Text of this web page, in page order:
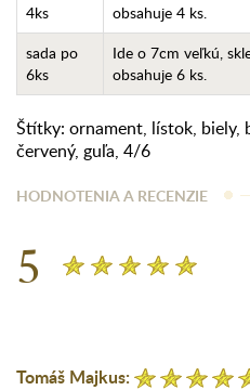
4ks
obsahuje 4 ks.
sada po
6ks
Ide o 7cm veľkú,
obsahuje 6 ks.
Štítky: ornament, lístok, biely,
červený, guľa, 4/6
HODNOTENIA A RECENZIE
5
Tomáš Majkus: